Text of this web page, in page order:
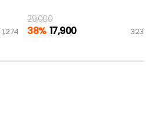
1,274
29,000
38% 17,900 323